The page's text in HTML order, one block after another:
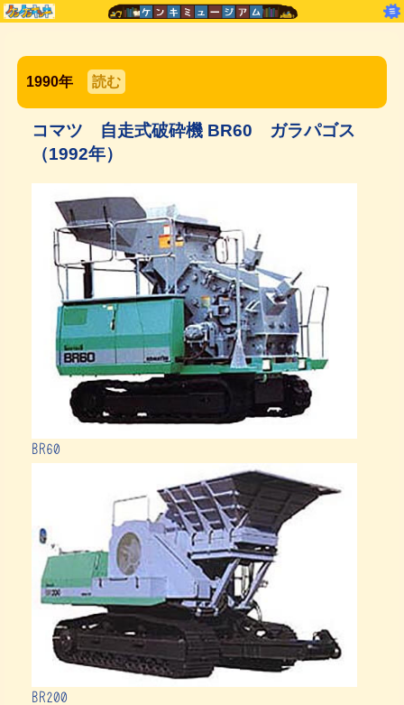
1990年 読む
コマツ 自走式破砕機 BR60 ガラパゴス
（1992年）
BR60
BR200